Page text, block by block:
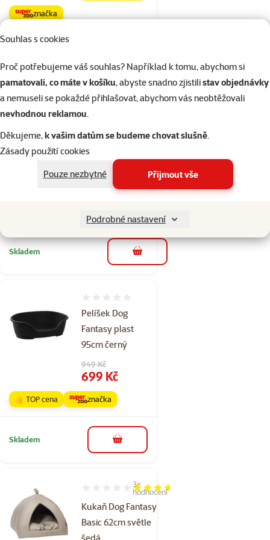
Souhlas s cookies
Proč potřebujeme váš souhlas? Například k tomu, abychom si
pamatovali, co máte v košíku, abyste snadno zjistilistav objednávky
a nemuseli se pokaždé přihlašovat, abychom vás neobtěžovali
nevhodnou reklamou.
Děkujeme,k vašim datům se budeme chovat slušně.
Zásady použití cookies
Pouze nezbytné
Přijmout vše
Podrobné nastavení
značka
Kukaň Dog Fantasy
Basic 43cm světle
šedá
Hodnocení 100%, počet hodnocení: 5
5×
hodnocení
Běžná cena 1 199 Kč
familycena
1 049 Kč
Skladem do košíku
Pelíšek Dog
Fantasy plast
95cm černý
Původní cena
949 Kč
Cena
699 Kč
👍 TOP cena značka
Skladem do košíku
Kukaň Dog Fantasy
Basic 62cm světle
šedá
Hodnocení 73%, počet hodnocení: 3
3×
hodnocení